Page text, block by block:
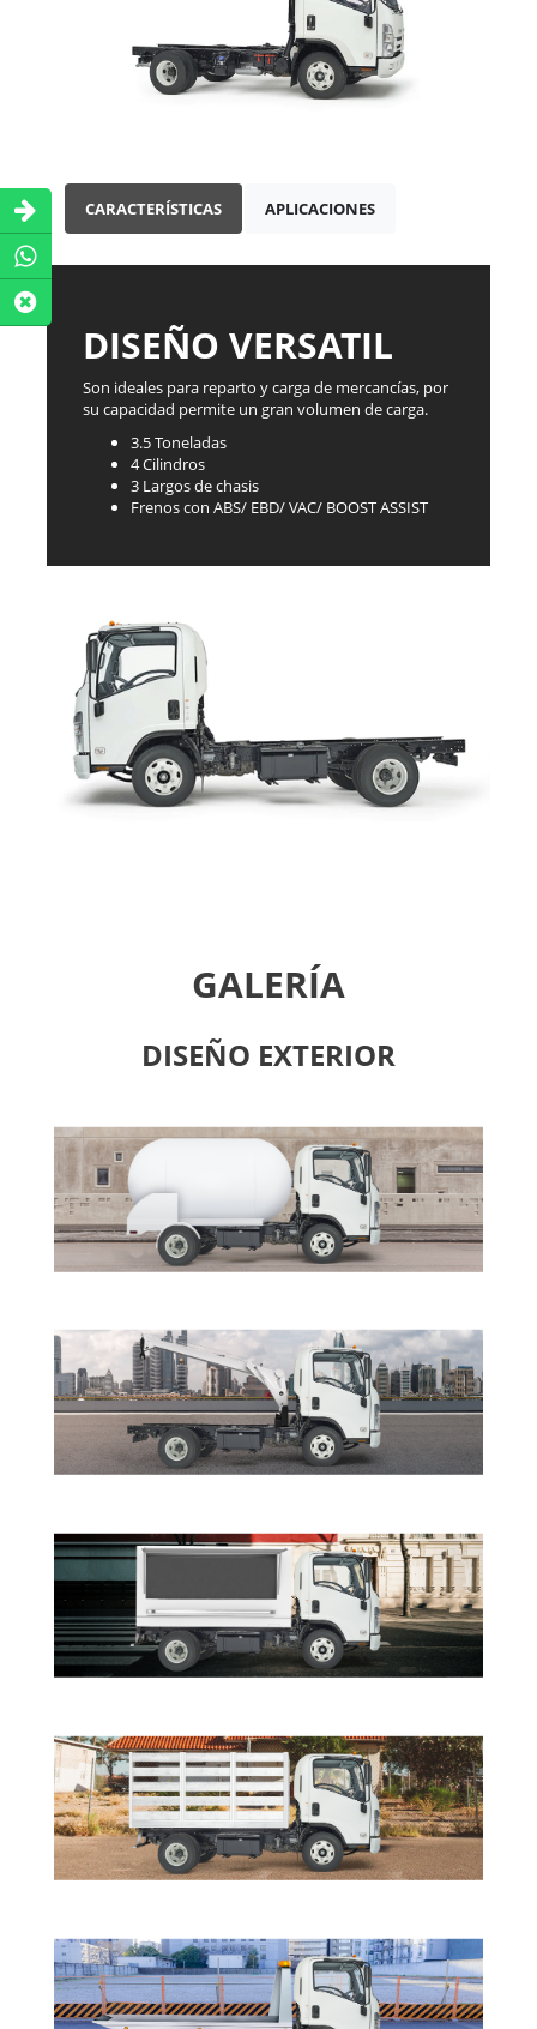
CARACTERÍSTICAS APLICACIONES
DISEÑO VERSATIL
Son ideales para reparto y carga de mercancías, por
su capacidad permite un gran volumen de carga.
3.5 Toneladas
4 Cilindros
3 Largos de chasis
Frenos con ABS/ EBD/ VAC/ BOOST ASSIST
GALERÍA
DISEÑO EXTERIOR